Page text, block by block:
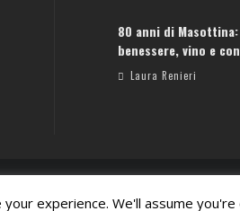
80 anni di
benessere, vino e
Laura Renieri
experience. We'll assume